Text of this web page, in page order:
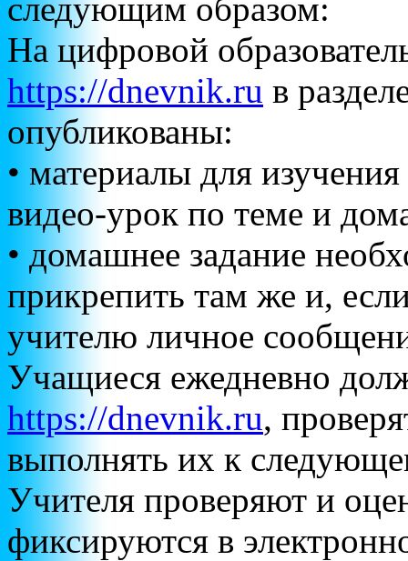
следующим образом:
На цифровой
https://dnevnik.ru в
опубликованы:
• материалы для
видео-урок по теме и
• домашнее задание
прикрепить там же и,
учителю личное
Учащиеся ежедневно
https://dnevnik.ru,
выполнять их к
Учителя проверяют и
фиксируются в